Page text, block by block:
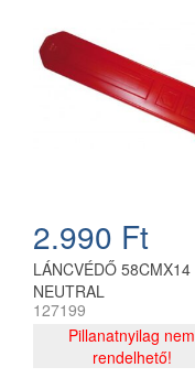
2.990 Ft
LÁNCVÉDŐ 58CMX14
NEUTRAL
127199
Pillanatnyilag nem
rendelhető!